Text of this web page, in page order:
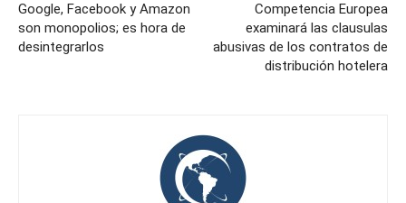
Google, Facebook y Amazon
son monopolios; es hora de
desintegrarlos
Competencia Europea
examinará las clausulas
abusivas de los contratos de
distribución hotelera